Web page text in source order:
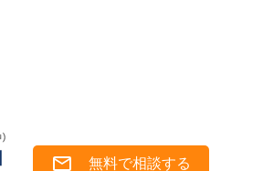
無料で相談する
・AI導入のメリット・事例を徹底解説